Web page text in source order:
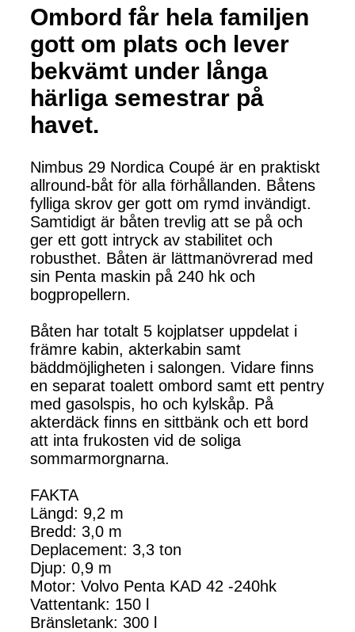
Ombord får hela familjen
gott om plats och lever
bekvämt under långa
härliga semestrar på
havet.
Nimbus 29 Nordica Coupé är en praktiskt
allround-båt för alla förhållanden. Båtens
fylliga skrov ger gott om rymd invändigt.
Samtidigt är båten trevlig att se på och
ger ett gott intryck av stabilitet och
robusthet. Båten är lättmanövrerad med
sin Penta maskin på 240 hk och
bogpropellern.
Båten har totalt 5 kojplatser uppdelat i
främre kabin, akterkabin samt
bäddmöjligheten i salongen. Vidare finns
en separat toalett ombord samt ett pentry
med gasolspis, ho och kylskåp. På
akterdäck finns en sittbänk och ett bord
att inta frukosten vid de soliga
sommarmorgnarna.
FAKTA
Längd: 9,2 m
Bredd: 3,0 m
Deplacement: 3,3 ton
Djup: 0,9 m
Motor: Volvo Penta KAD 42 -240hk
Vattentank: 150 l
Bränsletank: 300 l